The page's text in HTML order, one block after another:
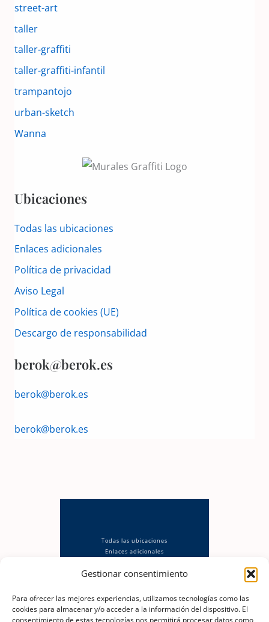
Gestionar consentimiento
Para ofrecer las mejores experiencias, utilizamos tecnologías como las
cookies para almacenar y/o acceder a la información del dispositivo. El
consentimiento de estas tecnologías nos permitirá procesar datos como
street-art
taller
taller-graffiti
taller-graffiti-infantil
trampantojo
urban-sketch
Wanna
Ubicaciones
Todas las ubicaciones
Enlaces adicionales
Política de privacidad
Aviso Legal
Política de cookies (UE)
Descargo de responsabilidad
berok@berok.es
berok@berok.es
berok@berok.es
Todas las ubicaciones
Enlaces adicionales
Aviso Legal
Descargo de responsabilidad